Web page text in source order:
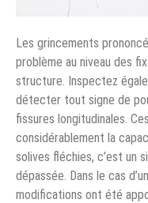
Les grincements
problème au niveau des
structure. Inspectez
détecter tout signe de
fissures longitudinales.
considérablement la
solives fléchies, c’est un
dépassée. Dans le cas
modifications ont été